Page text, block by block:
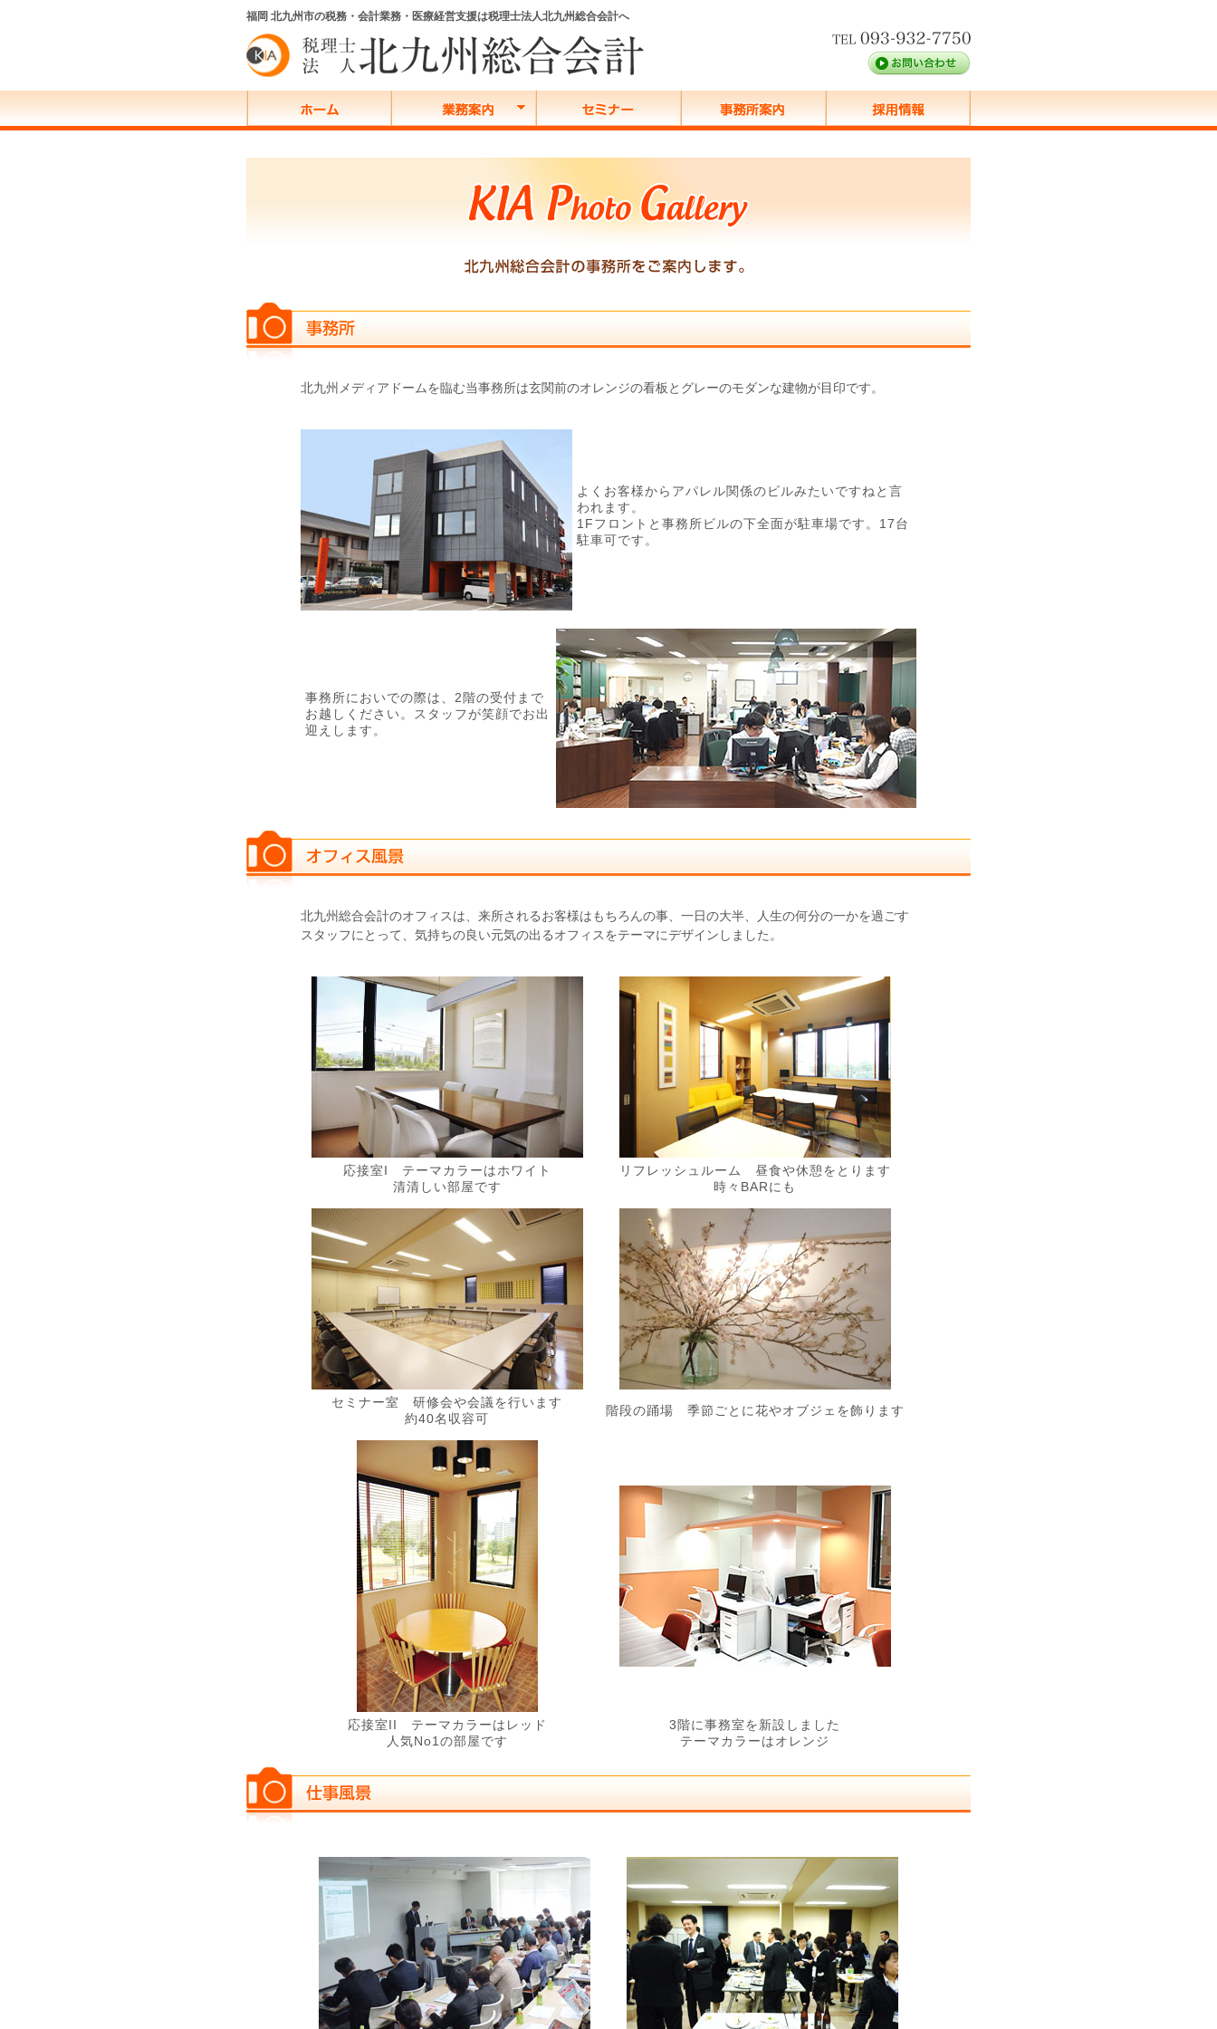
福岡 北九州市の税務・会計業務・医療経営支援は税理士法人北九州総合会計へ
北九州メディアドームを臨む当事務所は玄関前のオレンジの看板とグレーのモダンな建物が目印です。
よくお客様からアパレル関係のビルみたいですねと言
われます。
1Fフロントと事務所ビルの下全面が駐車場です。17台
駐車可です。
事務所においでの際は、2階の受付まで
お越しください。スタッフが笑顔でお出
迎えします。
北九州総合会計のオフィスは、来所されるお客様はもちろんの事、一日の大半、人生の何分の一かを過ごす
スタッフにとって、気持ちの良い元気の出るオフィスをテーマにデザインしました。
応接室I テーマカラーはホワイト
清清しい部屋です
リフレッシュルーム 昼食や休憩をとります
時々BARにも
セミナー室 研修会や会議を行います
約40名収容可
階段の踊場 季節ごとに花やオブジェを飾ります
応接室II テーマカラーはレッド
人気No1の部屋です
3階に事務室を新設しました
テーマカラーはオレンジ